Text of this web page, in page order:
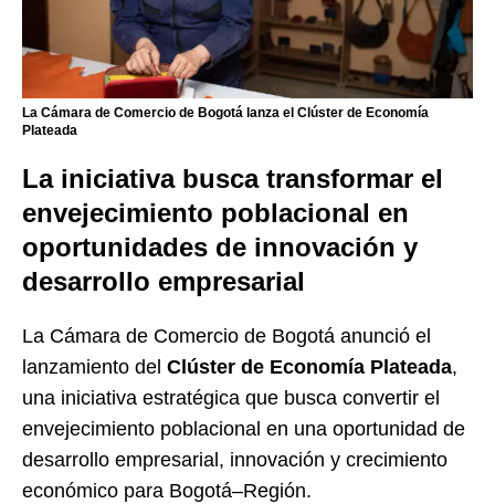
La Cámara de Comercio de Bogotá lanza el Clúster de Economía
Plateada
La iniciativa busca transformar el
envejecimiento poblacional en
oportunidades de innovación y
desarrollo empresarial
La Cámara de Comercio de Bogotá anunció el
lanzamiento del Clúster de Economía Plateada,
una iniciativa estratégica que busca convertir el
envejecimiento poblacional en una oportunidad de
desarrollo empresarial, innovación y crecimiento
económico para Bogotá–Región.